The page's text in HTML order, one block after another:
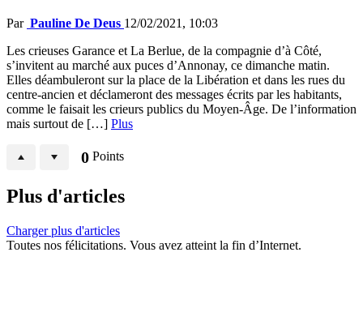
Par Pauline De Deus 12/02/2021, 10:03
Les crieuses Garance et La Berlue, de la compagnie d’à Côté,
s’invitent au marché aux puces d’Annonay, ce dimanche matin.
Elles déambuleront sur la place de la Libération et dans les rues du
centre-ancien et déclameront des messages écrits par les habitants,
comme le faisait les crieurs publics du Moyen-Âge. De l’information
mais surtout de […] Plus
0 Points
Plus d'articles
Charger plus d'articles
Toutes nos félicitations. Vous avez atteint la fin d’Internet.